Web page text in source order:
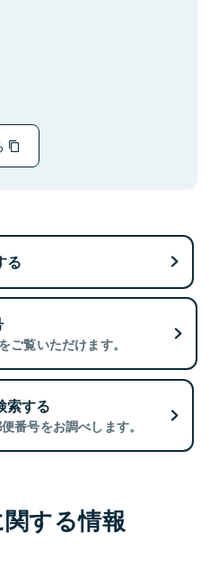
る
ご覧いただけます。
索する
番号をお調べします。
する情報